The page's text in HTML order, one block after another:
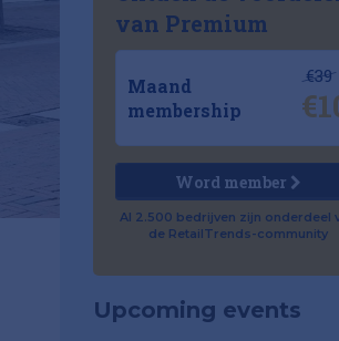
van Premium
Maand
membership
€39
Word member
Al 2.500 bedrijven zijn onderdeel
de RetailTrends-community
Upcoming events